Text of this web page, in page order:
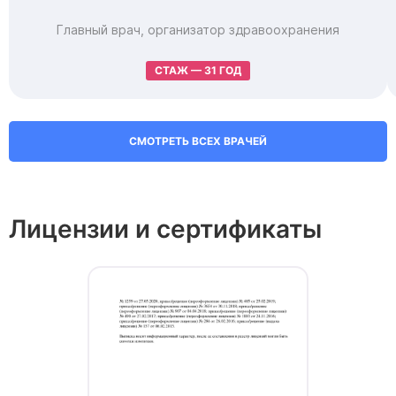
Главный врач, организатор здравоохранения
СТАЖ — 31 ГОД
СМОТРЕТЬ ВСЕХ ВРАЧЕЙ
Лицензии и сертификаты